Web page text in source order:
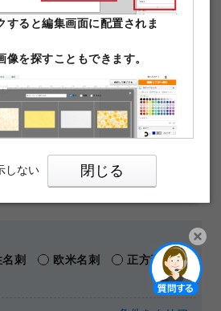
税込) ～
の詳細はこちら
テーマ 】
ビジネス
シンプル
ンプレート
刺 欧米名刺
正方形名刺
すると編集画面に配置されま
像を探すこともできます。
文字は印刷時に消えますのでご
しない 閉じる
開く